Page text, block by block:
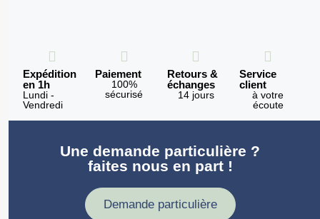
Expédition
en 1h
Lundi -
Vendredi
Paiement
100%
sécurisé
Retours &
échanges
14 jours
Service
client
à votre
écoute
Une demande particulière ?
faites nous en part !
Demande particulière